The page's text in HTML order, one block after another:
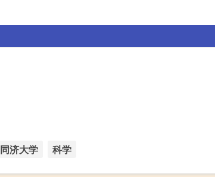
同济大学 科学